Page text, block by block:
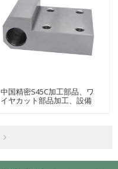
中国精密S45C加工部品、ワ
イヤカット部品加工、設備